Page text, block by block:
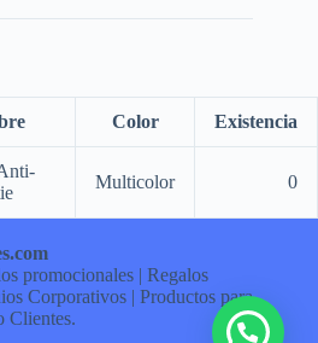
Color Existencia
Multicolor 0
promocionales | Regalos
Corporativos | Productos para
Clientes.